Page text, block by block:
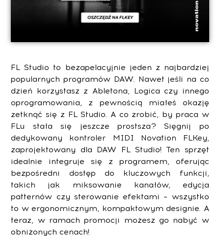
FL Studio to bezapelacyjnie jeden z najbardziej
popularnych programów DAW. Nawet jeśli na co
dzień korzystasz z Abletona, Logica czy innego
oprogramowania, z pewnością miałeś okazję
zetknąć się z FL Studio. A co zrobić, by praca w
FLu stała się jeszcze prostsza?Sięgnij po
dedykowany kontroler MIDI Novation FLKey,
zaprojektowany dla DAW FL Studio! Ten sprzęt
idealnie integruje się z programem, oferując
bezpośredni dostęp do kluczowych funkcji,
takich jak miksowanie kanałów, edycja
patternów czy sterowanie efektami – wszystko
to w ergonomicznym, kompaktowym designie. A
teraz, w ramach promocji możesz go nabyć w
obniżonych cenach!